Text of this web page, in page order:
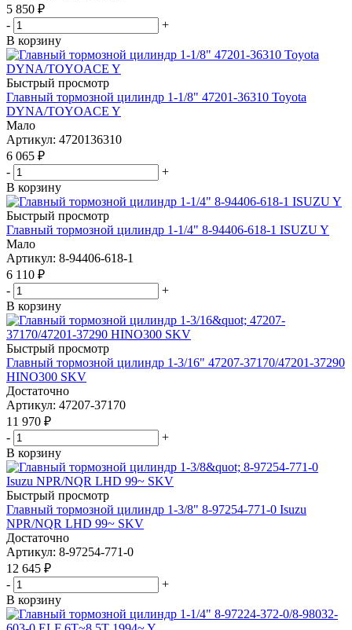
5 850 ₽
-
+
В корзину
Быстрый просмотр
Главный тормозной цилиндр 1-1/8" 47201-36310 Toyota
DYNA/TOYOACE Y
Мало
Артикул: 4720136310
6 065 ₽
-
+
В корзину
Быстрый просмотр
Главный тормозной цилиндр 1-1/4" 8-94406-618-1 ISUZU Y
Мало
Артикул: 8-94406-618-1
6 110 ₽
-
+
В корзину
Быстрый просмотр
Главный тормозной цилиндр 1-3/16" 47207-37170/47201-37290
HINO300 SKV
Достаточно
Артикул: 47207-37170
11 970 ₽
-
+
В корзину
Быстрый просмотр
Главный тормозной цилиндр 1-3/8" 8-97254-771-0 Isuzu
NPR/NQR LHD 99~ SKV
Достаточно
Артикул: 8-97254-771-0
12 645 ₽
-
+
В корзину